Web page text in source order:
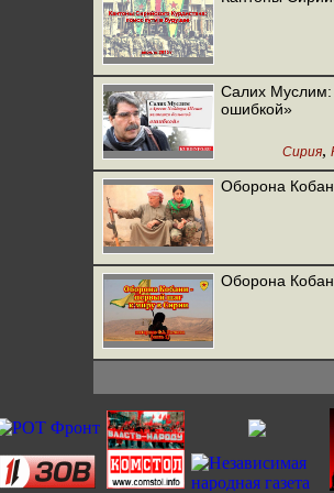
Салих
ошибкой»
Сирия,
Оборона
Оборона